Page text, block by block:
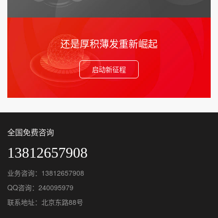
还是厚积薄发重新崛起
启动新征程
全国免费咨询
13812657908
业务咨询：13812657908
QQ咨询：240095979
联系地址：北京东路88号